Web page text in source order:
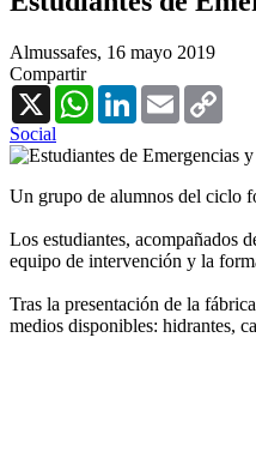
Almussafes, 16 mayo 2019
Compartir
X
WhatsAppLinkedInEmail
Social
Un grupo de alumnos del ciclo
Los estudiantes, acompañados
equipo de intervención y la
Tras la presentación de la
medios disponibles: hidrantes,